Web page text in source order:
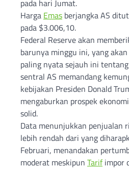
pada hari Jumat.
Harga Emas berjangka AS
pada $3.006,10.
Federal Reserve akan
barunya minggu ini, yang
paling nyata sejauh ini
sentral AS memandang
kebijakan Presiden Donald
mengaburkan prospek
solid.
Data menunjukkan penjualan
lebih rendah dari yang
Februari, menandakan
moderat meskipun Tarifimpor